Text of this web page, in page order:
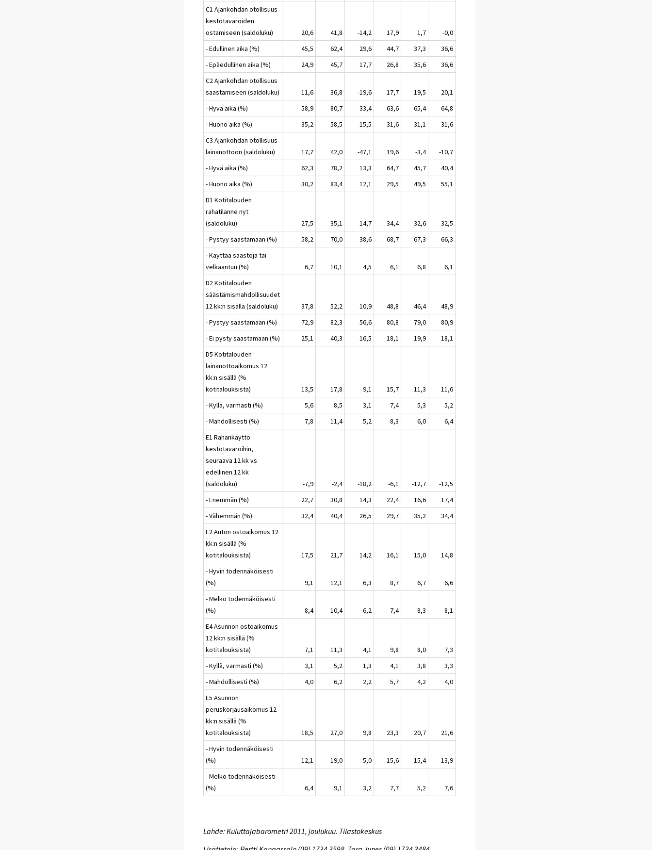
C1 Ajankohdan otollisuus
kestotavaroiden
ostamiseen (saldoluku)
20,6 41,8 -14,2 17,9 1,7 -0,0
- Edullinen aika (%)
45,5 62,4 29,6 44,7 37,3
36,6
- Epäedullinen aika (%)
24,9 45,7 17,7 26,8 35,6
36,6
C2 Ajankohdan otollisuus
säästämiseen (saldoluku)
11,6 36,8 -19,6 17,7 19,5 20,1
- Hyvä aika (%)
58,9 80,7 33,4 63,6 65,4
64,8
- Huono aika (%)
35,2 58,5 15,5 31,6 31,1
31,6
C3 Ajankohdan otollisuus
lainanottoon (saldoluku)
17,7 42,0 -47,1 19,6 -3,4 -10,7
- Hyvä aika (%)
62,3 78,2 13,3 64,7 45,7
40,4
- Huono aika (%)
30,2 83,4 12,1 29,5 49,5
55,1
D1 Kotitalouden
rahatilanne nyt
(saldoluku)
27,5 35,1 14,7 34,4 32,6 32,5
- Pystyy säästämään (%)
58,2 70,0 38,6 68,7 67,3
66,3
- Käyttää säästöjä tai
velkaantuu (%)
6,7 10,1 4,5 6,1 6,8
6,1
D2 Kotitalouden
säästämismahdollisuudet
12 kk:n sisällä (saldoluku)
37,8 52,2 10,9 48,8 46,4 48,9
- Pystyy säästämään (%)
72,9 82,3 56,6 80,8 79,0
80,9
- Ei pysty säästämään (%)
25,1 40,3 16,5 18,1 19,9
18,1
D5 Kotitalouden
lainanottoaikomus 12
kk:n sisällä (%
kotitalouksista)
13,5 17,8 9,1 15,7 11,3 11,6
- Kyllä, varmasti (%)
5,6 8,5 3,1 7,4 5,3
5,2
- Mahdollisesti (%)
7,8 11,4 5,2 8,3 6,0
6,4
E1 Rahankäyttö
kestotavaroihin,
seuraava 12 kk vs
edellinen 12 kk
(saldoluku)
-7,9 -2,4 -18,2 -6,1 -12,7 -12,5
- Enemmän (%)
22,7 30,8 14,3 22,4 16,6
17,4
- Vähemmän (%)
32,4 40,4 26,5 29,7 35,2
34,4
E2 Auton ostoaikomus 12
kk:n sisällä (%
kotitalouksista)
17,5 21,7 14,2 16,1 15,0 14,8
- Hyvin todennäköisesti
(%)
9,1 12,1 6,3 8,7 6,7
6,6
- Melko todennäköisesti
(%)
8,4 10,4 6,2 7,4 8,3
8,1
E4 Asunnon ostoaikomus
12 kk:n sisällä (%
kotitalouksista)
7,1 11,3 4,1 9,8 8,0 7,3
- Kyllä, varmasti (%)
3,1 5,2 1,3 4,1 3,8
3,3
- Mahdollisesti (%)
4,0 6,2 2,2 5,7 4,2
4,0
E5 Asunnon
peruskorjausaikomus 12
kk:n sisällä (%
kotitalouksista)
18,5 27,0 9,8 23,3 20,7 21,6
- Hyvin todennäköisesti
(%)
12,1 19,0 5,0 15,6 15,4
13,9
- Melko todennäköisesti
(%)
6,4 9,1 3,2 7,7 5,2 7,6
Lähde: Kuluttajabarometri 2011, joulukuu. Tilastokeskus